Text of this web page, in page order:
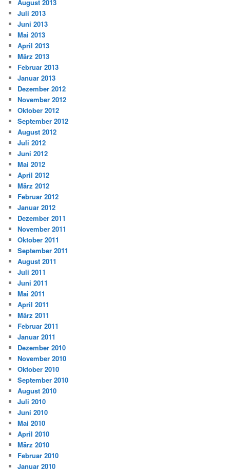
August 2013
Juli 2013
Juni 2013
Mai 2013
April 2013
März 2013
Februar 2013
Januar 2013
Dezember 2012
November 2012
Oktober 2012
September 2012
August 2012
Juli 2012
Juni 2012
Mai 2012
April 2012
März 2012
Februar 2012
Januar 2012
Dezember 2011
November 2011
Oktober 2011
September 2011
August 2011
Juli 2011
Juni 2011
Mai 2011
April 2011
März 2011
Februar 2011
Januar 2011
Dezember 2010
November 2010
Oktober 2010
September 2010
August 2010
Juli 2010
Juni 2010
Mai 2010
April 2010
März 2010
Februar 2010
Januar 2010